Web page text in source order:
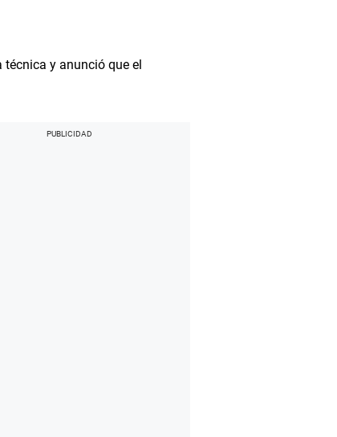
técnica y anunció que el